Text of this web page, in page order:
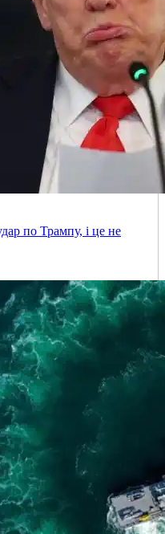
по Трампу, і це не